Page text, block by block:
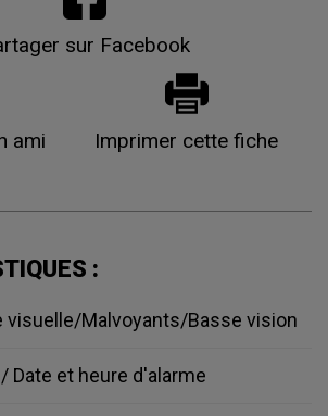
sur Facebook
ami Imprimer cette fiche
:
visuelle/Malvoyants/Basse vision
Date et heure d'alarme